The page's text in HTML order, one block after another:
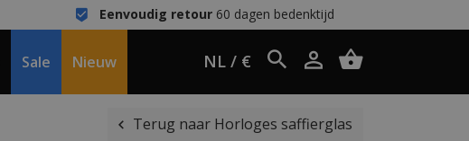
Eenvoudig retour60 dagen bedenktijd
Sale Nieuw NL / €
Terug naar Horloges saffierglas